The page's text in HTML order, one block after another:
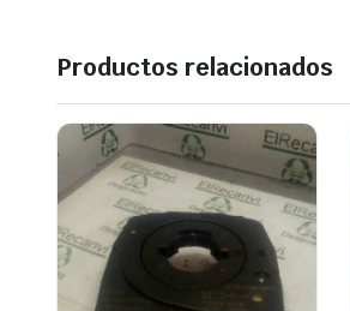
Productos relacionados